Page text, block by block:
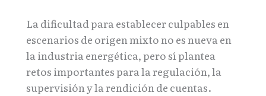
La dificultad para establecer culpables en
escenarios de origen mixto no es nueva en
la industria energética, pero sí plantea
retos importantes para la regulación, la
supervisión y la rendición de cuentas.